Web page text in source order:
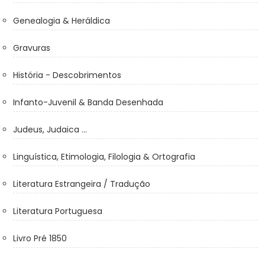
Genealogia & Heráldica
Gravuras
História - Descobrimentos
Infanto-Juvenil & Banda Desenhada
Judeus, Judaica ...
Linguística, Etimologia, Filologia & Ortografia
Literatura Estrangeira / Tradução
Literatura Portuguesa
Livro Pré 1850